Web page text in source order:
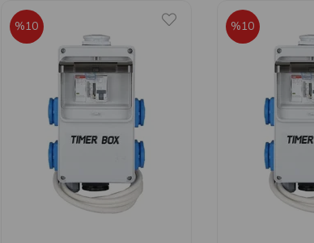
%10 %10